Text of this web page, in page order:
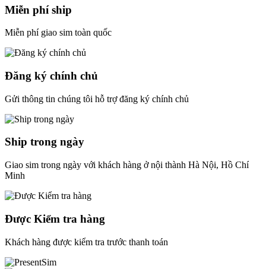
Miễn phí ship
Miễn phí giao sim toàn quốc
Đăng ký chính chủ
Gửi thông tin chúng tôi hỗ trợ đăng ký chính chủ
Ship trong ngày
Giao sim trong ngày với khách hàng ở nội thành Hà Nội, Hồ Chí
Minh
Được Kiểm tra hàng
Khách hàng được kiểm tra trước thanh toán